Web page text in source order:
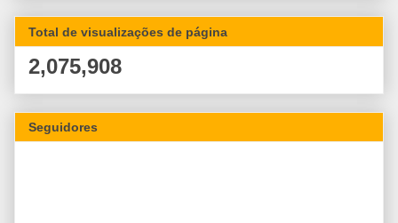
Total de visualizações de página
2,075,908
Seguidores